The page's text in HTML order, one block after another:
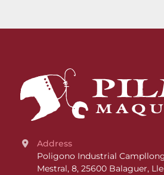
Address
Poligono Industrial
Mestral, 8, 25600 Balaguer,